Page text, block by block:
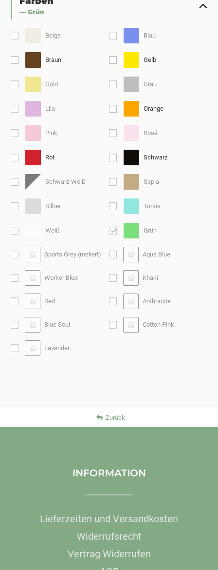
— Grün
Beige Blau
Braun Gelb
Gold Grau
Lila Orange
Pink Rosé
Rot Schwarz
Schwarz-Weiß Sepia
Silber Türkis
Weiß Grün
Sports Grey (meliert) Aqua Blue
Worker Blue Khaki
Red Anthracite
Blue Soul Cotton Pink
Lavender
Zurück
INFORMATION
Lieferzeiten und Versandkosten
Widerrufsrecht
Vertrag Widerrufen